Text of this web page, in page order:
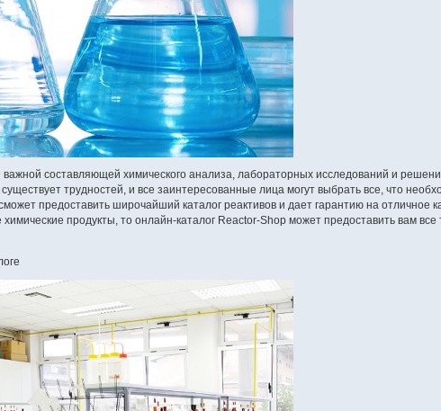
составляющей химического анализа, лабораторных исследований и
трудностей, и все заинтересованные лица могут выбрать все, что
предоставить широчайший каталог реактивов и дает гарантию на отличное
продукты, то онлайн-каталог Reactor-Shop может предоставить вам